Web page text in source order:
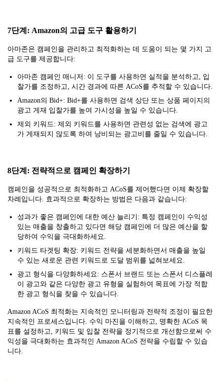
7단계: Amazon의 고급 도구 활용하기
아마존은 캠페인을 관리하고 최적화하는 데 도움이 되는 몇 가지 고
급 도구를 제공합니다:
아마존 캠페인 매니저: 이 도구를 사용하면 실적을 분석하고, 입
찰가를 조정하고, 시간 경과에 따른 ACoS를 추적할 수 있습니다.
Amazon의 Bid+: Bid+를 사용하면 검색 상단 또는 상품 페이지의
광고 게재 입찰가를 높여 가시성을 높일 수 있습니다.
제외 키워드: 제외 키워드를 사용하면 관련성 없는 검색에 광고
가 게재되지 않도록 하여 낭비되는 광고비를 줄일 수 있습니다.
8단계: 전략적으로 캠페인 확장하기
캠페인을 성공적으로 최적화하고 ACoS를 제어했다면 이제 확장할
차례입니다. 효과적으로 확장하는 방법은 다음과 같습니다:
성과가 좋은 캠페인에 대한 예산 늘리기: 특정 캠페인이 수익성
있는 매출을 창출하고 있다면 해당 캠페인에 더 많은 예산을 할
당하여 수익을 극대화하세요.
키워드 타겟팅 확장: 키워드 전략을 세분화하면서 매출을 높일
수 있는 새로운 관련 키워드로 도달 범위를 넓혀보세요.
광고 형식을 다양화하세요: 스폰서 브랜드 또는 스폰서 디스플레
이 광고와 같은 다양한 광고 유형을 실험하여 목표에 가장 적합
한 광고 형식을 찾을 수 있습니다.
Amazon ACoS 최적화는 지속적인 모니터링과 전략적 조정이 필요한
지속적인 프로세스입니다. 수익 마진을 이해하고, 명확한 ACoS 목
표를 설정하고, 키워드 및 입찰 전략을 정기적으로 개선함으로써 수
익성을 극대화하는 효과적인 Amazon ACoS 전략을 수립할 수 있습
니다.